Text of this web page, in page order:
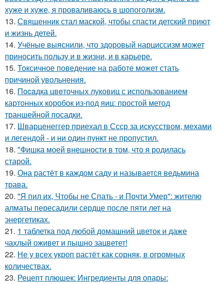
хуже и хуже, я проваливаюсь в шопоголизм.
13. Священник стал маской, чтобы спасти детский приют
и жизнь детей.
14. Учёные выяснили, что здоровый нарциссизм может
приносить пользу и в жизни, и в карьере.
15. Токсичное поведение на работе может стать
причиной увольнения.
16. Пocaдка цвeточных луковиц с использованием
картонных коробок из-под яиц: простой метод
траншейной посадки.
17. Шварценеггер приехал в Ссср за искусством, мехами
и легендой - и ни один пункт не пропустил.
18. "Фишка моей внешности в том, что я родилась
старой.
19. Она растёт в каждом саду и называется ведьмина
трава.
20. "Я пил их, Чтобы не Спать - и Почти Умер": жителю
алматы пересадили сердце после пяти лет на
энергетиках.
21. 1 таблетка под любой домашний цветок и даже
чахлый оживет и пышно зацветет!
22. Не у всех укроп растёт как сорняк, в огромных
количествах.
23. Рецепт плюшек: Ингредиенты для опары: